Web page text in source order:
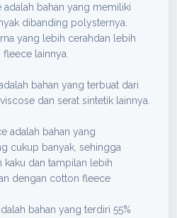
bahan yang memiliki
dibanding polysternya.
yang lebih cerahdan lebih
lainnya.
bahan yang terbuat dari
dan serat sintetik lainnya.
adalah bahan yang
cukup banyak, sehingga
dan tampilan lebih
dengan cotton fleece
bahan yang terdiri 55%